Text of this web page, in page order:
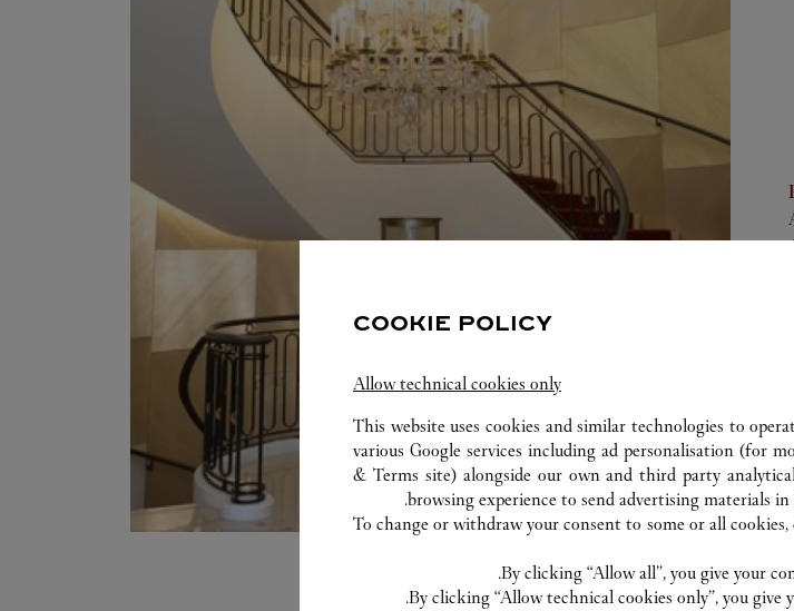
COOKIE POLICY
Allow technical cookies only
This website uses cookies and similar technologies to
various Google services including ad personalisation (for
& Terms site) alongside our own and third party
browsing experience to send advertising materials
To change or withdraw your consent to some or all
By clicking “Allow all”, you give your
By clicking “Allow technical cookies only”, you